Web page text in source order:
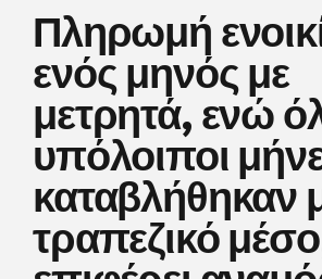
Πληρωμή
ενός μηνός με
μετρητά, ενώ
υπόλοιποι
καταβλήθηκαν
τραπεζικό